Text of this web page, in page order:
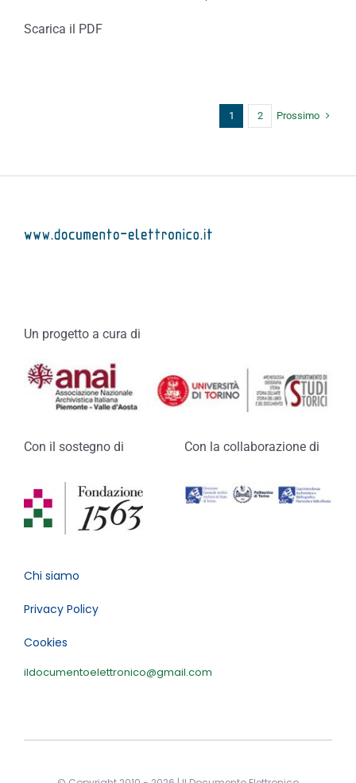
Scarica il PDF
1 2 Prossimo
Un progetto a cura di
Con il sostegno di Con la collaborazione di
Chi siamo
Privacy Policy
Cookies
ildocumentoelettronico@gmail.com